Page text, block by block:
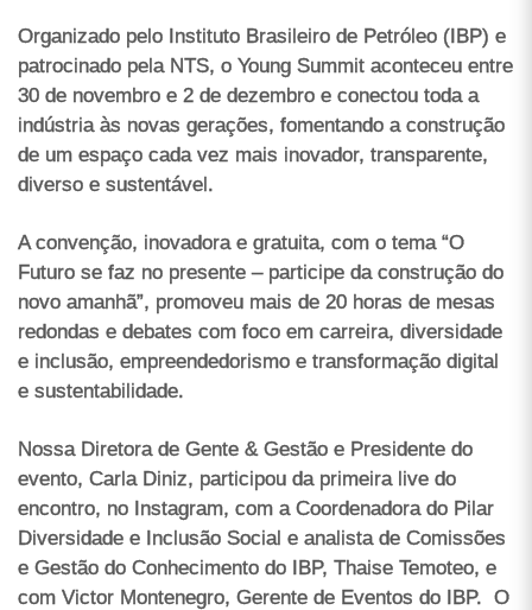
Organizado pelo Instituto Brasileiro de Petróleo (IBP) e
patrocinado pela NTS, o Young Summit aconteceu entre
30 de novembro e 2 de dezembro e conectou toda a
indústria às novas gerações, fomentando a construção
de um espaço cada vez mais inovador, transparente,
diverso e sustentável.
A convenção, inovadora e gratuita, com o tema “O
Futuro se faz no presente – participe da construção do
novo amanhã”, promoveu mais de 20 horas de mesas
redondas e debates com foco em carreira, diversidade
e inclusão, empreendedorismo e transformação digital
e sustentabilidade.
Nossa Diretora de Gente & Gestão e Presidente do
evento, Carla Diniz, participou da primeira live do
encontro, no Instagram, com a Coordenadora do Pilar
Diversidade e Inclusão Social e analista de Comissões
e Gestão do Conhecimento do IBP, Thaise Temoteo, e
com Victor Montenegro, Gerente de Eventos do IBP. O